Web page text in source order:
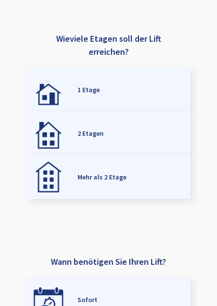
Wieviele Etagen soll der Lift
erreichen?
1 Etage
2 Etagen
Mehr als 2 Etage
Wann benötigen Sie Ihren Lift?
Sofort